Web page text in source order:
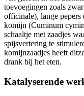
toevoegingen zoals
officinale), lange
komijn (Cuminum
schaaltje met zaadjes
spijsvertering te
komijnzaadjes heeft
drank bij het eten.
Katalyserende